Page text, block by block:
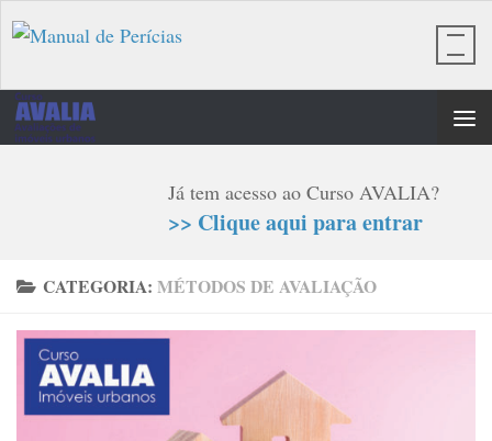
Skip to content
Já tem acesso ao Curso AVALIA?
>> Clique aqui para entrar
CATEGORIA: MÉTODOS DE AVALIAÇÃO